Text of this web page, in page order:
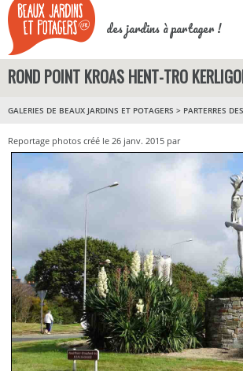
des jardins à partager !
ROND POINT KROAS HENT-TRO
GALERIES DE BEAUX JARDINS ET POTAGERS > PARTERRES
Reportage photos créé le 26 janv. 2015 par